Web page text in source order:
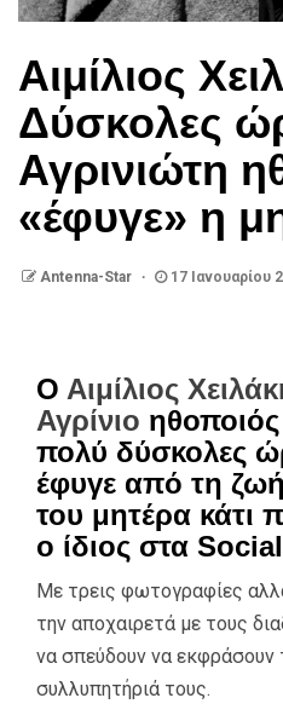
Αιμίλιος
Δύσκολες
Αγρινιώτη
«έφυγε» η
Antenna-Star 17 Ιανουαρίου
Ο Αιμίλιος
Αγρίνιο
πολύ δύσκολες
έφυγε από τη
του μητέρα κάτι
ο ίδιος στα
Με τρεις φωτογραφίες
την αποχαιρετά με τους
να σπεύδουν να εκφράσουν
συλλυπητήριά τους.